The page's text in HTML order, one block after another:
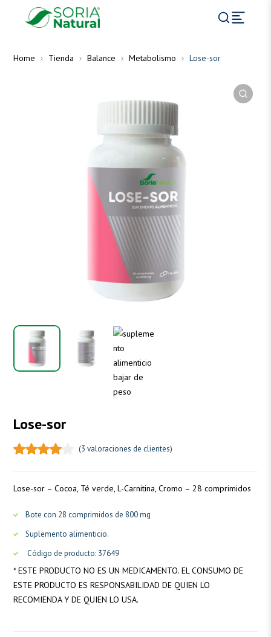
Home Tienda Balance Metabolismo Lose-sor
Lose-sor
(3 valoraciones de clientes)
Lose-sor – Cocoa, Té verde, L-Carnitina, Cromo – 28 comprimidos
Bote con 28 comprimidos de 800 mg
Suplemento alimenticio.
Código de producto: 37649
* ESTE PRODUCTO NO ES UN MEDICAMENTO. EL CONSUMO DE
ESTE PRODUCTO ES RESPONSABILIDAD DE QUIEN LO
RECOMIENDA Y DE QUIEN LO USA.